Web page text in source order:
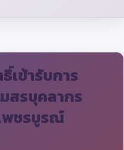
เข้ารับการ
สรบุคลากร
พชรบูรณ์